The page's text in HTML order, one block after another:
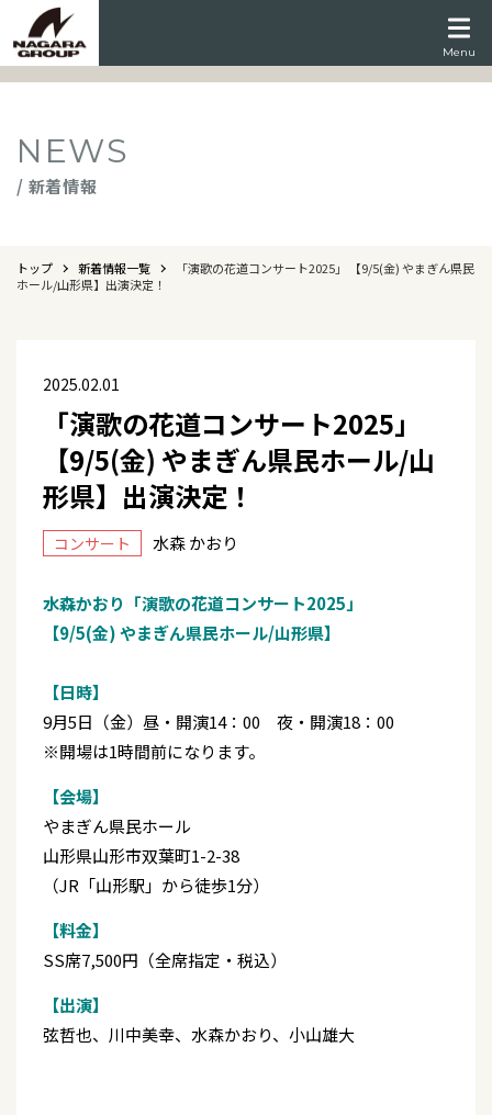
Menu
NEWS
/ 新着情報
トップ 新着情報一覧
「演歌の花道コンサート2025」 【9/5(金) やまぎん県民
ホール/山形県】出演決定！
2025.02.01
「演歌の花道コンサート2025」
【9/5(金) やまぎん県民ホール/山
形県】出演決定！
コンサート 水森 かおり
水森かおり「演歌の花道コンサート2025」
【9/5(金) やまぎん県民ホール/山形県】
【日時】
9月5日（金）昼・開演14：00 夜・開演18：00
※開場は1時間前になります。
【会場】
やまぎん県民ホール
山形県山形市双葉町1-2-38
（JR「山形駅」から徒歩1分）
【料金】
SS席7,500円（全席指定・税込）
【出演】
弦哲也、川中美幸、水森かおり、小山雄大